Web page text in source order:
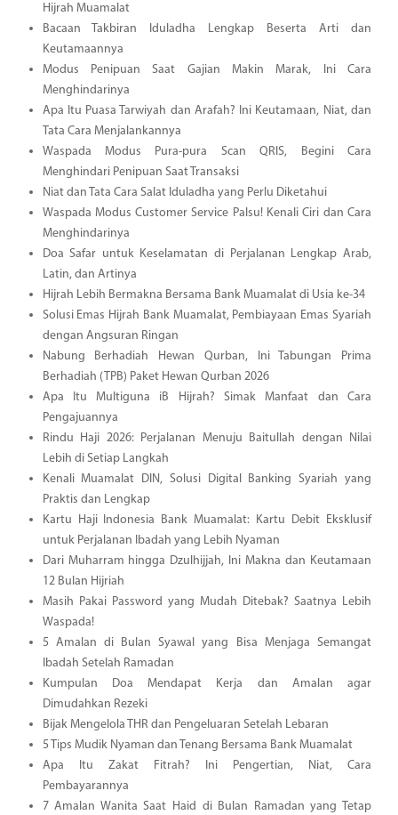
Hijrah Muamalat
Bacaan Takbiran Iduladha Lengkap Beserta Arti dan
Keutamaannya
Modus Penipuan Saat Gajian Makin Marak, Ini Cara
Menghindarinya
Apa Itu Puasa Tarwiyah dan Arafah? Ini Keutamaan, Niat, dan
Tata Cara Menjalankannya
Waspada Modus Pura-pura Scan QRIS, Begini Cara
Menghindari Penipuan Saat Transaksi
Niat dan Tata Cara Salat Iduladha yang Perlu Diketahui
Waspada Modus Customer Service Palsu! Kenali Ciri dan Cara
Menghindarinya
Doa Safar untuk Keselamatan di Perjalanan Lengkap Arab,
Latin, dan Artinya
Hijrah Lebih Bermakna Bersama Bank Muamalat di Usia ke-34
Solusi Emas Hijrah Bank Muamalat, Pembiayaan Emas Syariah
dengan Angsuran Ringan
Nabung Berhadiah Hewan Qurban, Ini Tabungan Prima
Berhadiah (TPB) Paket Hewan Qurban 2026
Apa Itu Multiguna iB Hijrah? Simak Manfaat dan Cara
Pengajuannya
Rindu Haji 2026: Perjalanan Menuju Baitullah dengan Nilai
Lebih di Setiap Langkah
Kenali Muamalat DIN, Solusi Digital Banking Syariah yang
Praktis dan Lengkap
Kartu Haji Indonesia Bank Muamalat: Kartu Debit Eksklusif
untuk Perjalanan Ibadah yang Lebih Nyaman
Dari Muharram hingga Dzulhijjah, Ini Makna dan Keutamaan
12 Bulan Hijriah
Masih Pakai Password yang Mudah Ditebak? Saatnya Lebih
Waspada!
5 Amalan di Bulan Syawal yang Bisa Menjaga Semangat
Ibadah Setelah Ramadan
Kumpulan Doa Mendapat Kerja dan Amalan agar
Dimudahkan Rezeki
Bijak Mengelola THR dan Pengeluaran Setelah Lebaran
5 Tips Mudik Nyaman dan Tenang Bersama Bank Muamalat
Apa Itu Zakat Fitrah? Ini Pengertian, Niat, Cara
Pembayarannya
7 Amalan Wanita Saat Haid di Bulan Ramadan yang Tetap